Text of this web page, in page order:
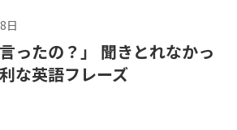
日
ったの？」 聞きとれなかっ
な英語フレーズ